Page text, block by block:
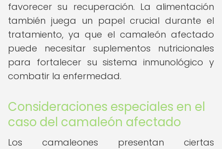
favorecer su recuperación. La alimentación
también juega un papel crucial durante el
tratamiento, ya que el camaleón afectado
puede necesitar suplementos nutricionales
para fortalecer su sistema inmunológico y
combatir la enfermedad.
Consideraciones especiales en el
caso del camaleón afectado
Los camaleones presentan ciertas